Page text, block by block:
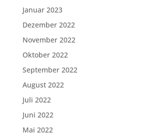
Januar 2023
Dezember 2022
November 2022
Oktober 2022
September 2022
August 2022
Juli 2022
Juni 2022
Mai 2022